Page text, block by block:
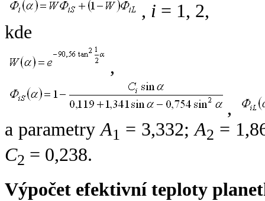
, i = 1, 2,
kde
,
,
a parametryA1 = 3,332;A2 =
C2 = 0,238.
Výpočet efektivní teploty